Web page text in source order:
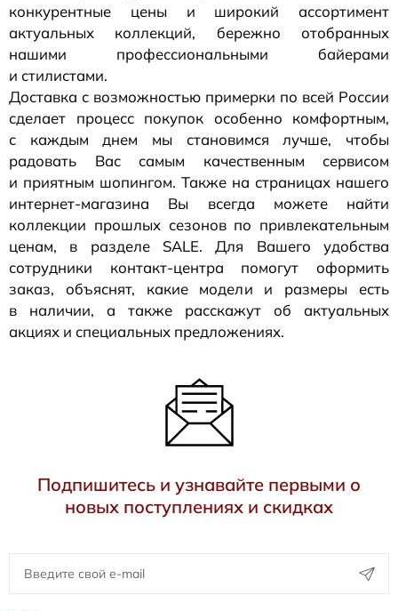
конкурентные цены и широкий ассортимент
актуальных коллекций, бережно отобранных
нашими профессиональными байерами
и стилистами.
Доставка с возможностью примерки по всей России
сделает процесс покупок особенно комфортным,
с каждым днем мы становимся лучше, чтобы
радовать Вас самым качественным сервисом
и приятным шопингом. Также на страницах нашего
интернет-магазина Вы всегда можете найти
коллекции прошлых сезонов по привлекательным
ценам, в разделе SALE. Для Вашего удобства
сотрудники контакт-центра помогут оформить
заказ, объяснят, какие модели и размеры есть
в наличии, а также расскажут об актуальных
акциях и специальных предложениях.
Подпишитесь и узнавайте первыми о
новых поступлениях и скидках